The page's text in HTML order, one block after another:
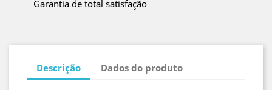
Garantia de total satisfação
Descrição Dados do produto